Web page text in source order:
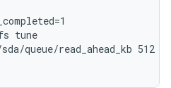
tune
queue/read_ahead_kb 512